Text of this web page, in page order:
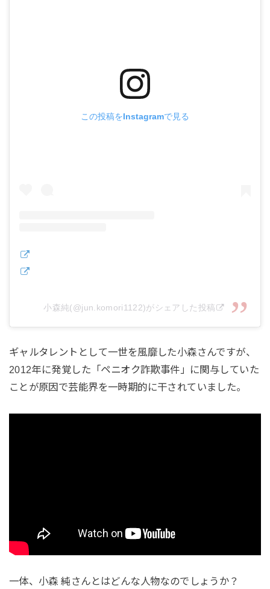
この投稿をInstagramで見る
小森純(@jun.komori1122)がシェアした投稿
ギャルタレントとして一世を風靡した小森さんですが、
2012年に発覚した「ペニオク詐欺事件」に関与していた
ことが原因で芸能界を一時期的に干されていました。
一体、小森 純さんとはどんな人物なのでしょうか？